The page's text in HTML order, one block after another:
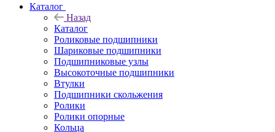
Каталог
Назад
Каталог
Роликовые подшипники
Шариковые подшипники
Подшипниковые узлы
Высокоточные подшипники
Втулки
Подшипники скольжения
Ролики
Ролики опорные
Кольца